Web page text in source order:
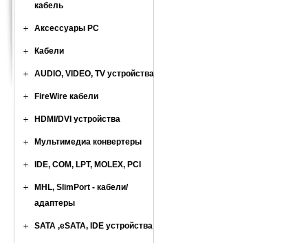
кабель
Аксессуары PC
Кабели
AUDIO, VIDEO, TV устройства
FireWire кабели
HDMI/DVI устройства
Мультимедиа конвертеры
IDE, COM, LPT, MOLEX, PCI
MHL, SlimPort - кабели/
адаптеры
SATA ,eSATA, IDE устройства